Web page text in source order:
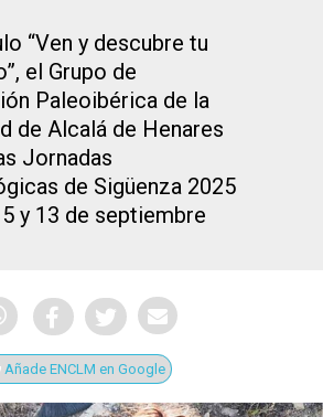
“Ven y descubre tu
el Grupo de
Paleoibérica de la
de Alcalá de Henares
Jornadas
de Sigüenza 2025
y 13 de septiembre
Añade ENCLM en Google